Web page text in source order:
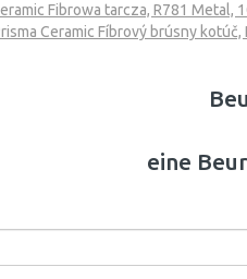
Fibrowa tarcza, R781
Ceramic Fíbrový brúsny
eine